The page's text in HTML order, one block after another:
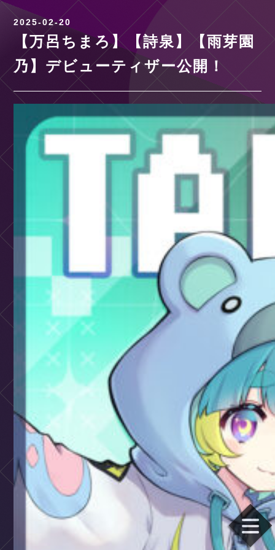
2025-02-20
【万呂ちまろ】【詩泉】【雨芽園
乃】デビューティザー公開！